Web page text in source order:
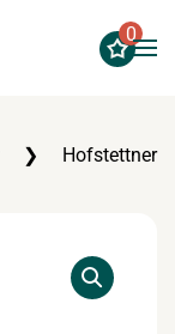
0
Hofstettner